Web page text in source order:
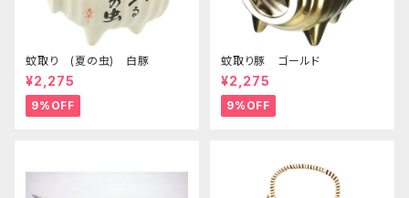
蚊取り (夏の虫) 白豚
¥2,275
9%OFF
蚊取り豚 ゴールド
¥2,275
9%OFF